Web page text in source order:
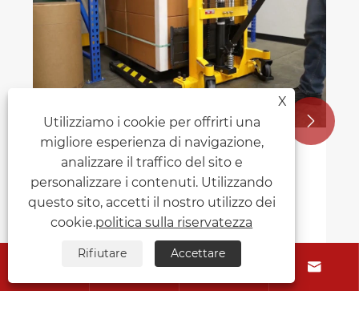
Come mantenere un transpallet?
Visualizza altro >>
 
 
X
Utilizziamo i cookie per offrirti una
migliore esperienza di navigazione,
analizzare il traffico del sito e
personalizzare i contenuti. Utilizzando
questo sito, accetti il ​​nostro utilizzo dei
cookie.politica sulla riservatezza
Rifiutare Accettare